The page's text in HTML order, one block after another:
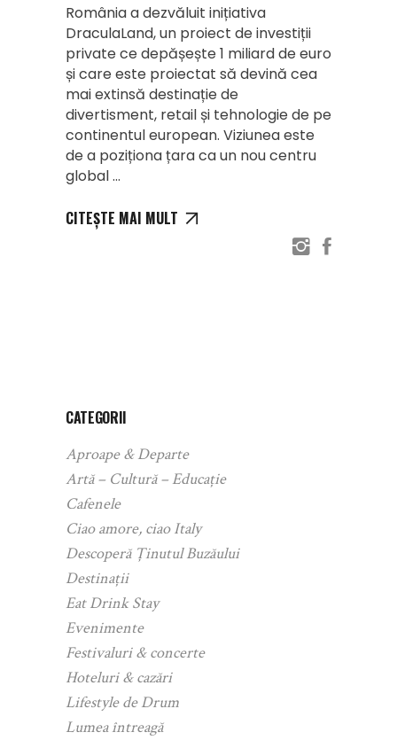
România a dezvăluit inițiativa
DraculaLand, un proiect de investiții
private ce depășește 1 miliard de euro
și care este proiectat să devină cea
mai extinsă destinație de
divertisment, retail și tehnologie de pe
continentul european. Viziunea este
de a poziționa țara ca un nou centru
global
CITEȘTE MAI MULT
CATEGORII
Aproape & Departe
Artă – Cultură – Educație
Cafenele
Ciao amore, ciao Italy
Descoperă Ținutul Buzăului
Destinații
Eat Drink Stay
Evenimente
Festivaluri & concerte
Hoteluri & cazări
Lifestyle de Drum
Lumea întreagă